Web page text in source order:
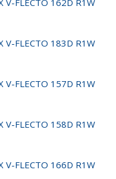
V-FLECTO 183D R1W
V-FLECTO 157D R1W
V-FLECTO 158D R1W
V-FLECTO 166D R1W